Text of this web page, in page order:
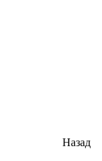
Назад